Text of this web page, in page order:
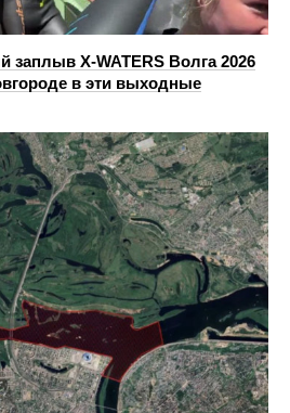
X-WATERS Волга 2026
в эти выходные